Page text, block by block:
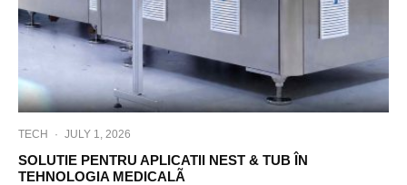
TECH · JULY 1, 2026
SOLUTIE PENTRU APLICATII NEST & TUB ÎN
TEHNOLOGIA MEDICALÃ